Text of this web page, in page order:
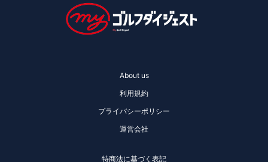
About us
利用規約
プライバシーポリシー
運営会社
特商法に基づく表記